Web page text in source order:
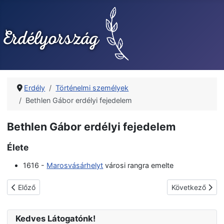
Erdély
Történelmi személyek
Bethlen Gábor erdélyi fejedelem
Bethlen Gábor erdélyi fejedelem
Élete
1616 - Marosvásárhelyt városi rangra emelte
Előző cikk: Báthory István erdélyi fejedelem
Előző Következő
Következő
Kedves Látogatónk!